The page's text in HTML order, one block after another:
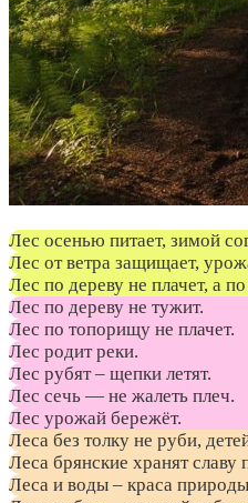
Лес осенью питает, зимой
Лес от ветра защищает,
Лес по дереву не плачет, а
Лес по дереву не тужит.
Лес по топорищу не плачет.
Лес родит реки.
Лес рубят – щепки летят.
Лес сечь — не жалеть плеч.
Лес урожай бережёт.
Леса без толку не руби,
Леса брянские хранят славу
Леса и воды – краса